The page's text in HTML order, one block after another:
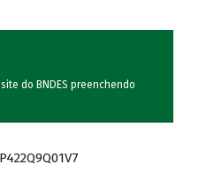
do BNDES preenchendo